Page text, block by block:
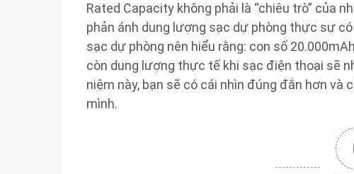
Rated Capacity không phải là “chiêu trò” của
phản ánh dung lượng sạc dự phòng thực sự
sạc dự phòng nên hiểu rằng: con số
còn dung lượng thực tế khi sạc điện thoại sẽ
niệm này, bạn sẽ có cái nhìn đúng đắn hơn và
mình.